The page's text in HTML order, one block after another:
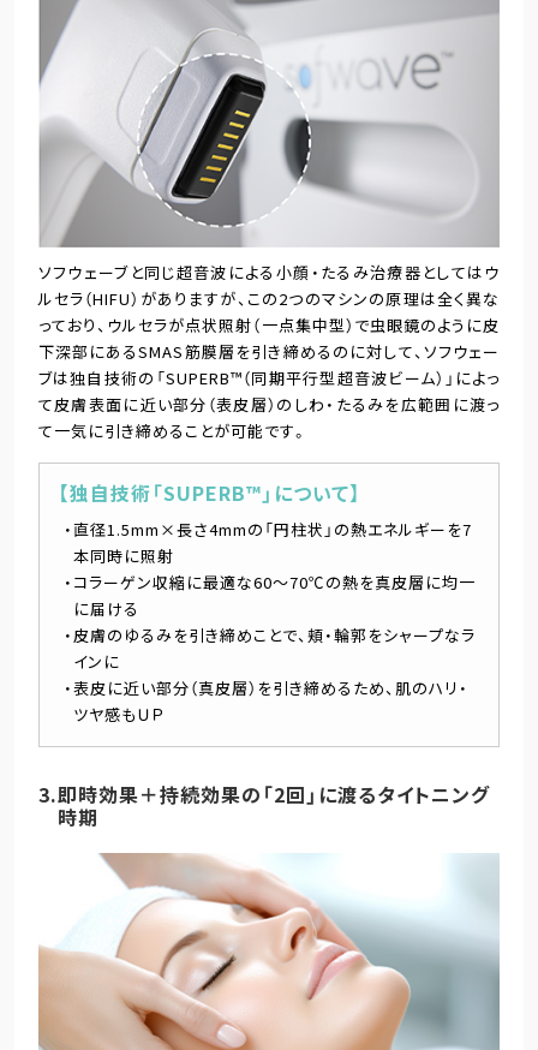
ソフウェーブと同じ超音波による小顔・たるみ治療器としてはウ
ルセラ（HIFU）がありますが、この2つのマシンの原理は全く異な
っており、ウルセラが点状照射（一点集中型）で虫眼鏡のように皮
下深部にあるSMAS筋膜層を引き締めるのに対して、ソフウェー
ブは独自技術の「SUPERB™（同期平行型超音波ビーム）」によっ
て皮膚表面に近い部分（表皮層）のしわ・たるみを広範囲に渡っ
て一気に引き締めることが可能です。
【独自技術「SUPERB™」について】
直径1.5mm×長さ4mmの「円柱状」の熱エネルギーを7
本同時に照射
コラーゲン収縮に最適な60～70℃の熱を真皮層に均一
に届ける
皮膚のゆるみを引き締めことで、頬・輪郭をシャープなラ
インに
表皮に近い部分（真皮層）を引き締めるため、肌のハリ・
ツヤ感もＵＰ
3.即時効果＋持続効果の「2回」に渡るタイトニング
時期